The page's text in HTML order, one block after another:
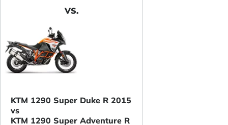
VS.
KTM 1290 Super Duke R 2015
vs
KTM 1290 Super Adventure R